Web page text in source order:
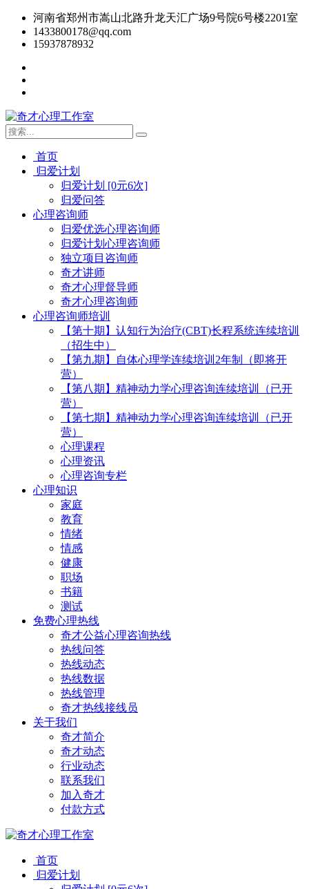
河南省郑州市嵩山北路升龙天汇广场9号院6号楼2201室
1433800178@qq.com
15937878932
首页
归爱计划
归爱计划 [0元6次]
归爱问答
心理咨询师
归爱优选心理咨询师
归爱计划心理咨询师
独立项目咨询师
奇才讲师
奇才心理督导师
奇才心理咨询师
心理咨询师培训
【第十期】认知行为治疗(CBT)长程系统连续培训
（招生中）
【第九期】自体心理学连续培训2年制（即将开
营）
【第八期】精神动力学心理咨询连续培训（已开
营）
【第七期】精神动力学心理咨询连续培训（已开
营）
心理课程
心理资讯
心理咨询专栏
心理知识
家庭
教育
情绪
情感
健康
职场
书籍
测试
免费心理热线
奇才公益心理咨询热线
热线问答
热线动态
热线数据
热线管理
奇才热线接线员
关于我们
奇才简介
奇才动态
行业动态
联系我们
加入奇才
付款方式
首页
归爱计划